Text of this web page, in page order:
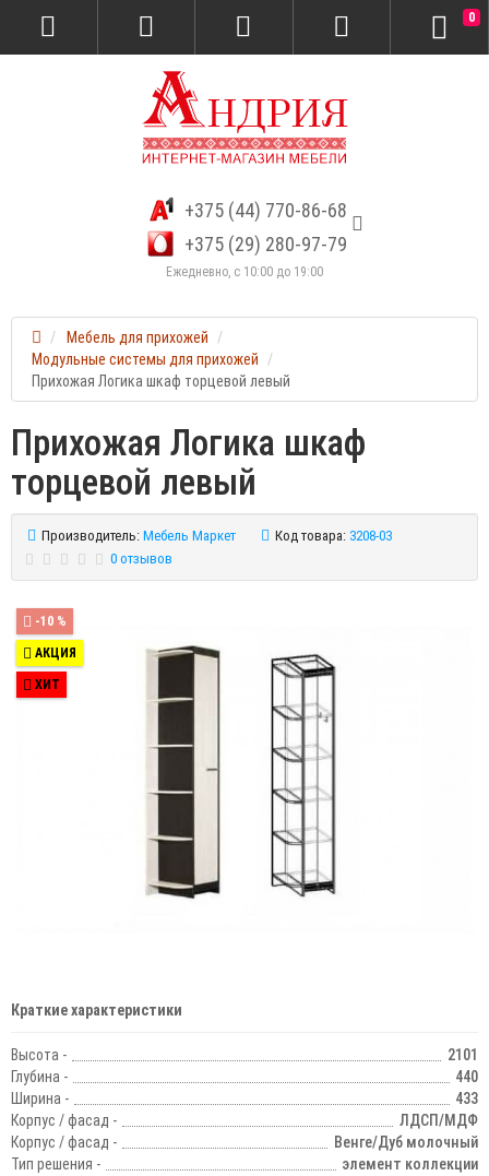
+375 (44) 770-86-68
+375 (29) 280-97-79
Ежедневно, с 10:00 до 19:00
0
Мебель для прихожей
Модульные системы для прихожей
Прихожая Логика шкаф торцевой левый
Прихожая Логика шкаф
торцевой левый
Производитель: Мебель Маркет Код товара: 3208-03
0 отзывов
-10 %
АКЦИЯ
ХИТ
Краткие характеристики
Высота -
2101
Глубина -
440
Ширина -
433
Корпус / фасад -
ЛДСП/МДФ
Корпус / фасад -
Венге/Дуб молочный
Тип решения -
элемент коллекции